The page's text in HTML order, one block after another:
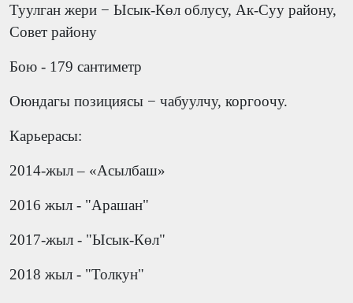
Туулган жери − Ысык-Көл облусу, Ак-Суу району,
Совет району
Бою - 179 сантиметр
Оюндагы позициясы − чабуулчу, коргоочу.
Карьерасы:
2014-жыл – «Асылбаш»
2016 жыл - "Арашан"
2017-жыл - "Ысык-Көл"
2018 жыл - "Толкун"